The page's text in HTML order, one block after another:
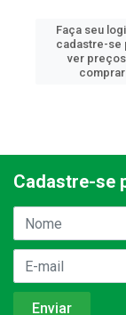
Faça seu
cadastre-se
ver
comprar
Cadastre-se